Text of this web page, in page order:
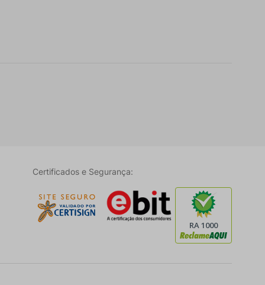
Certificados e Segurança: